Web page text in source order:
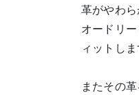
革がやわ
オードリ
ィットしま
またその